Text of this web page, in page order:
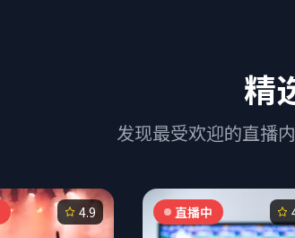
精
发现最受欢迎的直播
4.9 直播中